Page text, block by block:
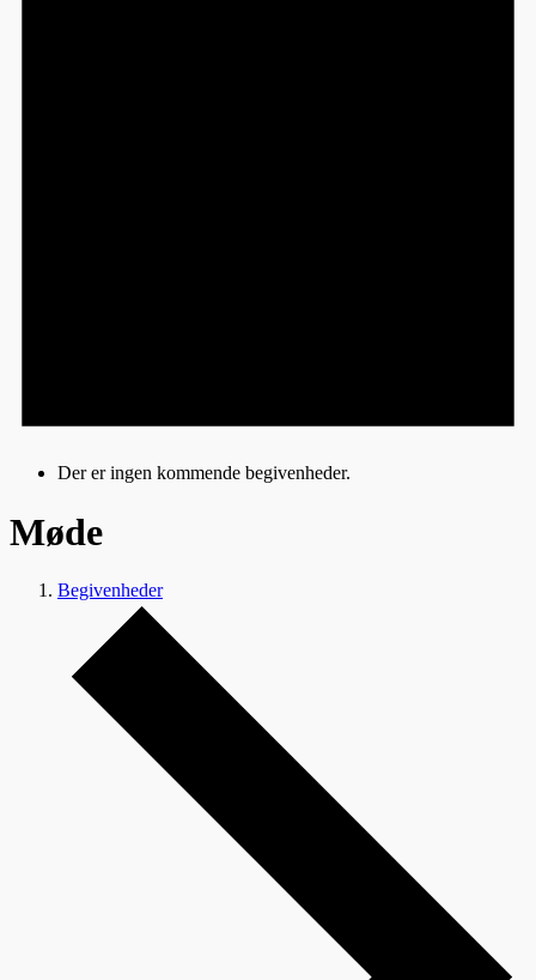
Der er ingen kommende begivenheder.
Møde
Begivenheder